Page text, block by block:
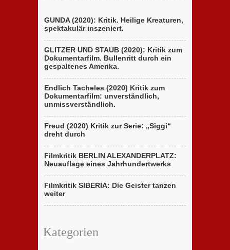
GUNDA (2020): Kritik. Heilige Kreaturen,
spektakulär inszeniert.
GLITZER UND STAUB (2020): Kritik zum
Dokumentarfilm. Bullenritt durch ein
gespaltenes Amerika.
Endlich Tacheles (2020) Kritik zum
Dokumentarfilm: unverständlich,
unmissverständlich.
Freud (2020) Kritik zur Serie: „Siggi“
dreht durch
Filmkritik BERLIN ALEXANDERPLATZ:
Neuauflage eines Jahrhundertwerks
Filmkritik SIBERIA: Die Geister tanzen
weiter
Kategorien